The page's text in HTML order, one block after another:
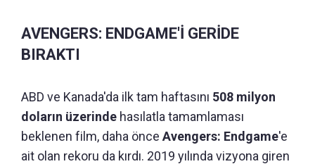
AVENGERS: ENDGAME'İ GERİDE
BIRAKTI
ABD ve Kanada'da ilk tam haftasını 508 milyon
doların üzerinde hasılatla tamamlaması
beklenen film, daha önce Avengers: Endgame'e
ait olan rekoru da kırdı. 2019 yılında vizyona giren